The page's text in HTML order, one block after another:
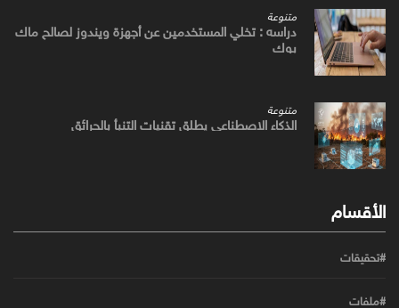
متنوعة
دراسه : تخلي المستخدمين عن أجهزة ويندوز لصالح ماك
بوك
متنوعة
الذكاء الاصطناعي يطلق تقنيات التنبأ بالحرائق
الأقسام
#تحقيقات
#ملفات